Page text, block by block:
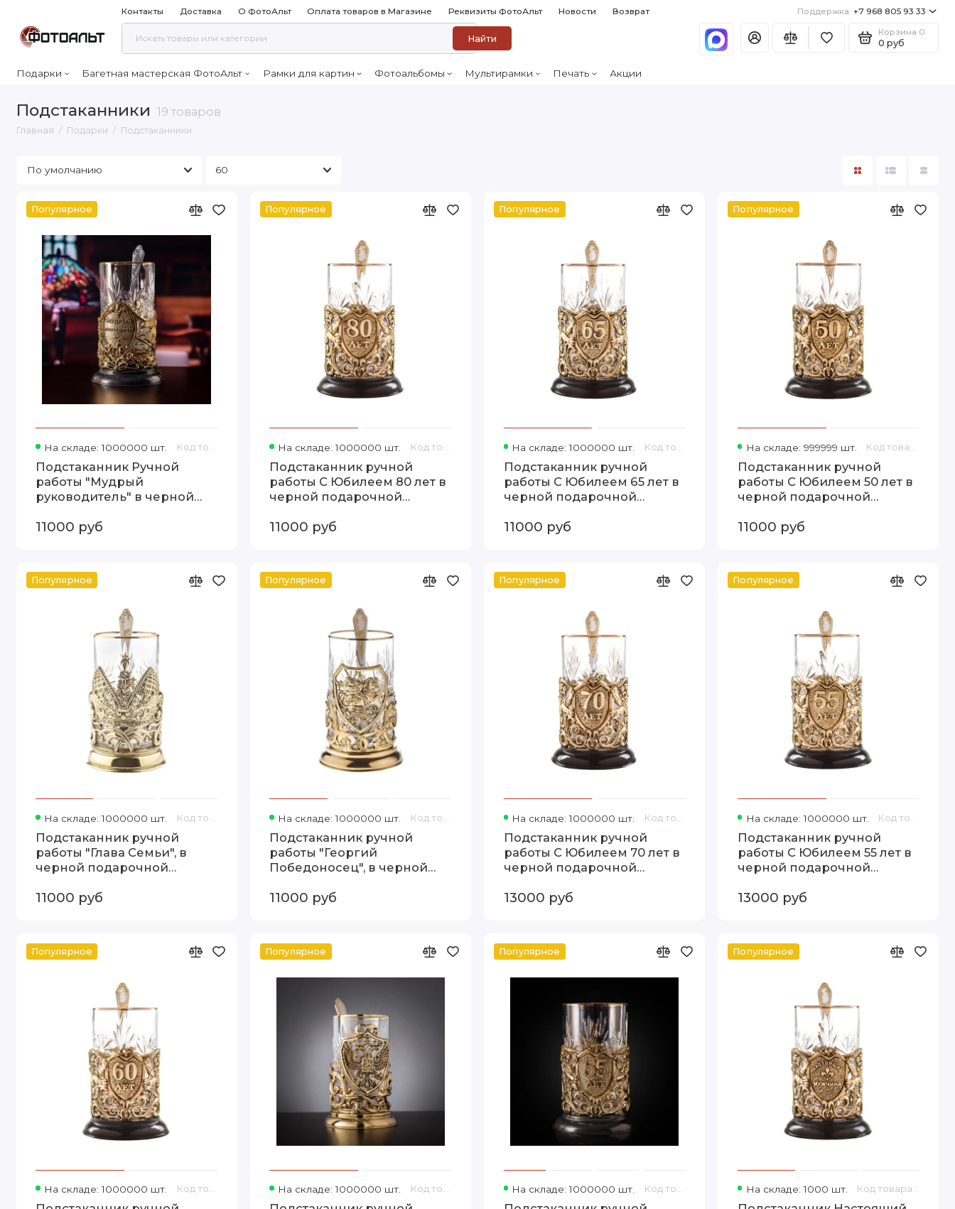
Контакты Доставка О ФотоАльт Оплата товаров в Магазине Реквизиты ФотоАльт Новости Возврат Поддержка +7 968 805 93 33
Найти
Корзина 0
0 руб
Подарки Багетная мастерская ФотоАльт Рамки для картин Фотоальбомы Мультирамки Печать Акции
Подстаканники 19 товаров
Главная Подарки Подстаканники
Популярное
На складе: 1000000 шт.
Подстаканник Ручной
работы "Мудрый
руководитель" в черной
13000313
11000 руб
Популярное
На складе: 1000000 шт.
Подстаканник ручной
работы С Юбилеем 80 лет в
черной подарочной
11000 руб
Популярное
На складе: 1000000 шт.
Подстаканник ручной
работы С Юбилеем 65 лет в
черной подарочной
11000 руб
Популярное
На складе: 999999 шт.
Подстаканник ручной
работы С Юбилеем 50 лет в
черной подарочной
11000 руб
Популярное
На складе: 1000000 шт.
Подстаканник ручной
работы "Глава Семьи", в
черной подарочной
11000 руб
Популярное
На складе: 1000000 шт.
Подстаканник ручной
работы "Георгий
Победоносец", в черной
13000470
11000 руб
Популярное
На складе: 1000000 шт.
Подстаканник ручной
работы С Юбилеем 70 лет в
черной подарочной
13000 руб
Популярное
На складе: 1000000 шт.
Подстаканник ручной
работы С Юбилеем 55 лет в
черной подарочной
13000 руб
Популярное
На складе: 1000000 шт.
Популярное
На складе: 1000000 шт.
Популярное
На складе: 1000000 шт.
Популярное
На складе: 1000 шт.